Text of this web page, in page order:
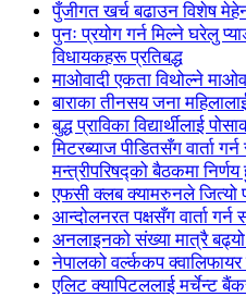
पुँजीगत खर्च बढाउन विशेष
पुनः प्रयोग गर्न मिल्ने घरेलु
विधायकहरू प्रतिबद्ध
माओवादी एकता विथोल्ने
बाराका तीनसय जना
बुद्ध प्राविका विद्यार्थीलाई
मिटरब्याज पीडितसँग वार्ता
मन्त्रीपरिषद्को बैठकमा
एफसी क्लब क्यामरुनले जित्यो
आन्दोलनरत पक्षसँग वार्ता गर्न
अनलाइनको संख्या मात्रै
नेपालको वर्ल्ककप
एलिट क्यापिटललाई मर्चेन्ट